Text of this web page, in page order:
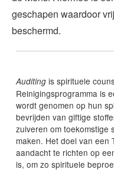
geschapen waardoor
beschermd.
Auditingis spirituele
Reinigingsprogramma is
wordt genomen op hun
bevrijden van giftige
zuiveren om toekomstige
maken. Het doel van een
aandacht te richten op
is, om zo spirituele